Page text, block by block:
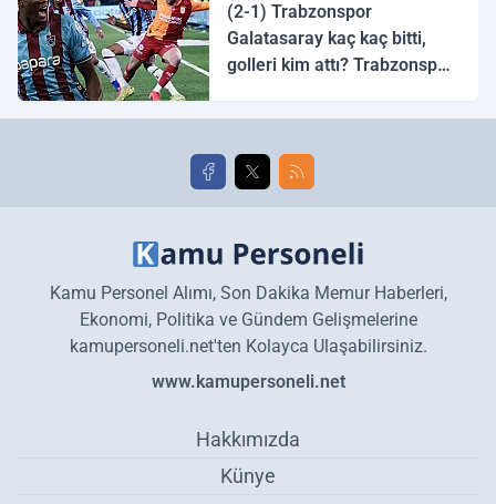
(2-1) Trabzonspor
Galatasaray kaç kaç bitti,
golleri kim attı? Trabzonspor
golleri!
Kamu Personel Alımı, Son Dakika Memur Haberleri,
Ekonomi, Politika ve Gündem Gelişmelerine
kamupersoneli.net'ten Kolayca Ulaşabilirsiniz.
www.kamupersoneli.net
Hakkımızda
Künye